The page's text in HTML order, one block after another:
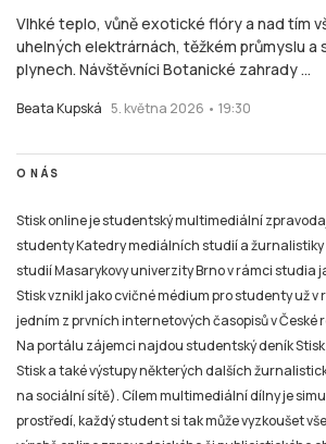
Vlhké teplo, vůně exotické flóry a nad tím
uhelných elektrárnách, těžkém průmyslu a
plynech. Návštěvníci Botanické zahrady ...
Beata Kupská 5. května 2026 • 19:30
O NÁS
Stisk online je studentský multimediální
studenty Katedry mediálních studií a žurnalistiky
studií Masarykovy univerzity Brno v rámci studia
Stisk vznikl jako cvičné médium pro studenty už v
jedním z prvních internetových časopisů v České
Na portálu zájemci najdou studentský deník Stisk
Stisk a také výstupy některých dalších
na sociální sítě). Cílem multimediální dílny je
prostředí, každý student si tak může vyzkoušet